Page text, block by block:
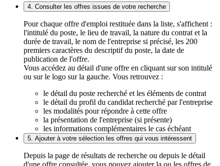
4. Consulter les offres issues de votre recherche
Pour chaque offre d'emploi restituée dans la liste, s'affichent :
l'intitulé du poste, le lieu de travail, la nature du contrat et la
durée de travail, le nom de l'entreprise si précisé, les 200
premiers caractères du descriptif du poste, la date de
publication de l'offre.
Vous accédez au détail d'une offre en cliquant sur son intitulé
ou sur le logo sur la gauche. Vous retrouvez :
le détail du poste recherché et les éléments de contrat
le détail du profil du candidat recherché par l'entreprise
les modalités pour répondre à cette offre
la présentation de l'entreprise (si présente)
les informations complémentaires le cas échéant
5. Ajouter à votre sélection les offres qui vous intéressent
Depuis la page de résultats de recherche ou depuis le détail
d'une offre consultée, vous pouvez ajouter la ou les offres de